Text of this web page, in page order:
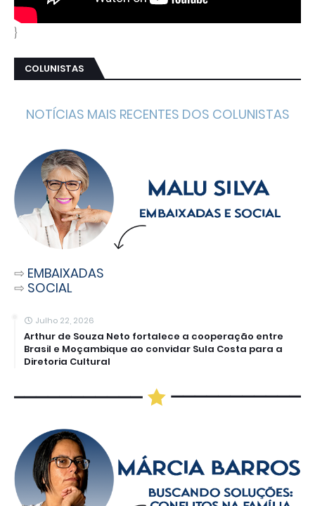
}
COLUNISTAS
NOTÍCIAS MAIS RECENTES DOS COLUNISTAS
⇨ EMBAIXADAS
⇨ SOCIAL
Julho 22, 2026
Arthur de Souza Neto fortalece a cooperação entre
Brasil e Moçambique ao convidar Sula Costa para a
Diretoria Cultural